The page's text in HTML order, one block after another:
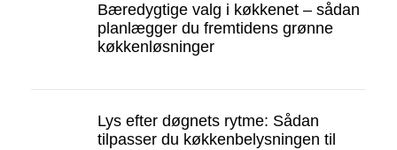
Bæredygtige valg i køkkenet – sådan
planlægger du fremtidens grønne
køkkenløsninger
Lys efter døgnets rytme: Sådan
tilpasser du køkkenbelysningen til